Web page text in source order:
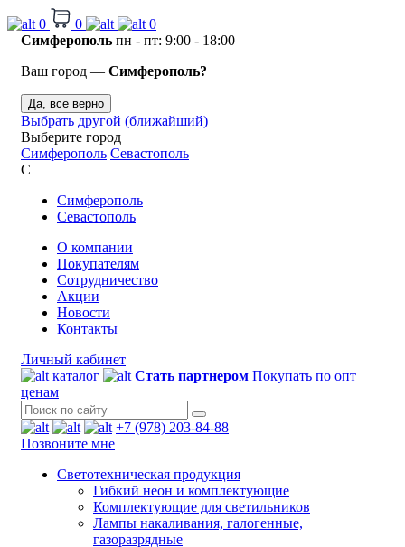
0 0
0
Симферополь пн - пт: 9:00 - 18:00
Ваш город — Симферополь?
Да, все верно
Выбрать другой (ближайший)
Выберите город
Симферополь Севастополь
С
Симферополь
Севастополь
О компании
Покупателям
Сотрудничество
Акции
Новости
Контакты
Личный кабинет
каталог
Стать партнером Покупать по опт
ценам
+7 (978) 203-84-88
Позвоните мне
Светотехническая продукция
Гибкий неон и комплектующие
Комплектующие для светильников
Лампы накаливания, галогенные,
газоразрядные